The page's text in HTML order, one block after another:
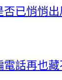
已悄悄出
話再也